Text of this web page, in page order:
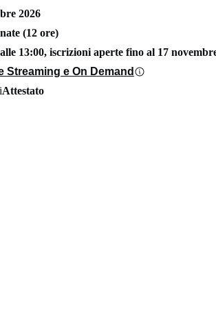
2026
(12 ore)
13:00, iscrizioni aperte fino al 17
Streaming e On Demand
Attestato